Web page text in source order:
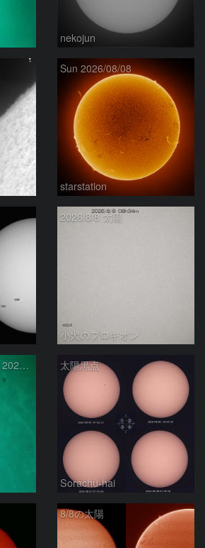
nekojun
Sun 2026/08/08
starstation
2026/8/8 太陽
小犬のプロキオン
活動領域 4498,4500：2026/08/08 太陽黒点
Sorachu-hai
8/8の太陽